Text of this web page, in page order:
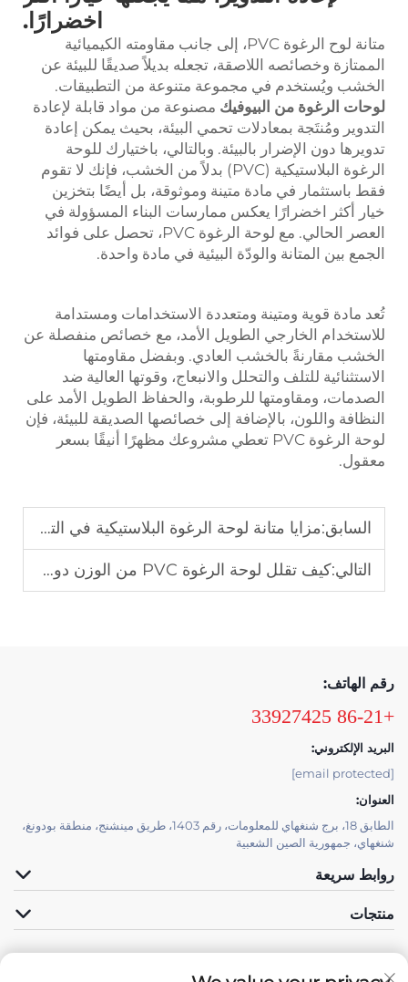
اخضرارًا.
متانة لوح الرغوة PVC، إلى جانب مقاومته الكيميائية
الممتازة وخصائصه اللاصقة، تجعله بديلاً صديقًا للبيئة عن
الخشب ويُستخدم في مجموعة متنوعة من التطبيقات.
لوحات الرغوة من البيوفيك مصنوعة من مواد قابلة لإعادة
التدوير ومُنتَجة بمعادلات تحمي البيئة، بحيث يمكن إعادة
تدويرها دون الإضرار بالبيئة. وبالتالي، باختيارك للوحة
الرغوة البلاستيكية (PVC) بدلاً من الخشب، فإنك لا تقوم
فقط باستثمار في مادة متينة وموثوقة، بل أيضًا بتخزين
خيار أكثر اخضرارًا يعكس ممارسات البناء المسؤولة في
العصر الحالي. مع لوحة الرغوة PVC، تحصل على فوائد
الجمع بين المتانة والودّة البيئية في مادة واحدة.
تُعد مادة قوية ومتينة ومتعددة الاستخدامات ومستدامة
للاستخدام الخارجي الطويل الأمد، مع خصائص منفصلة عن
الخشب مقارنةً بالخشب العادي. وبفضل مقاومتها
الاستثنائية للتلف والتحلل والانبعاج، وقوتها العالية ضد
الصدمات، ومقاومتها للرطوبة، والحفاظ الطويل الأمد على
النظافة واللون، بالإضافة إلى خصائصها الصديقة للبيئة، فإن
لوحة الرغوة PVC تعطي مشروعك مظهرًا أنيقًا بسعر
معقول.
السابق:مزايا متانة لوحة الرغوة البلاستيكية في التطبيقات الصناعية
التالي:كيف تقلل لوحة الرغوة PVC من الوزن دون التضحية بالمتانة؟
رقم الهاتف:
+86-21 33927425
البريد الإلكتروني:
[email protected]
العنوان:
الطابق 18، برج شنغهاي للمعلومات، رقم 1403، طريق مينشنج، منطقة بودونغ،
شنغهاي، جمهورية الصين الشعبية
روابط سريعة
منتجات